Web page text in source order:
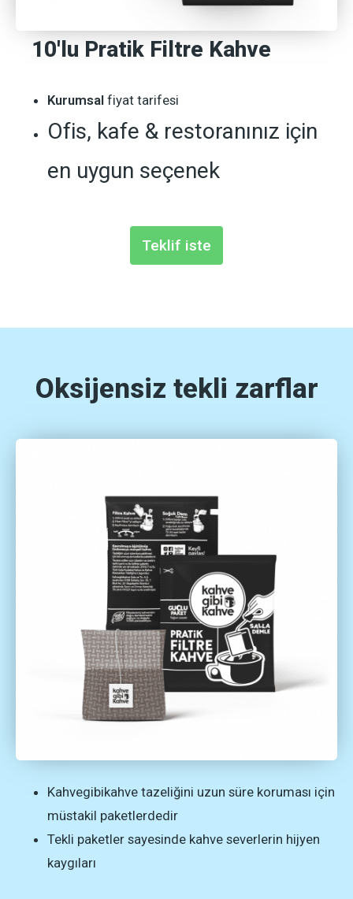
10'lu Pratik Filtre Kahve
Kurumsal fiyat tarifesi
Ofis, kafe & restoranınız için
en uygun seçenek
Teklif iste
Oksijensiz tekli zarflar
Kahvegibikahve tazeliğini uzun süre koruması için
müstakil paketlerdedir
Tekli paketler sayesinde kahve severlerin hijyen
kaygıları